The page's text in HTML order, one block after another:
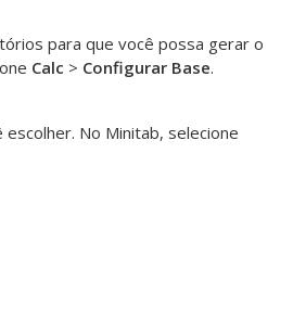
para que você possa gerar o
Calc > Configurar Base.
escolher. No Minitab, selecione